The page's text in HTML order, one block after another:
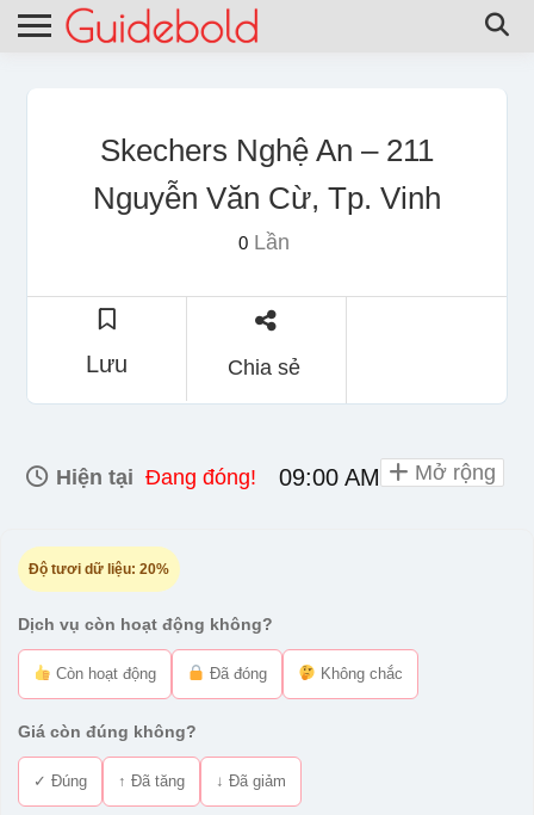
Skechers Nghệ An – 211
Nguyễn Văn Cừ, Tp. Vinh
0Lần
Lưu Chia sẻ
Hiện tại Đang đóng! 09:00 AM - 10:00 AM
Độ tươi dữ liệu: 20%
Dịch vụ còn hoạt động không?
Còn hoạt động Đã đóng Không chắc
Giá còn đúng không?
✓ Đúng ↑ Đã tăng ↓ Đã giảm
Mở rộng